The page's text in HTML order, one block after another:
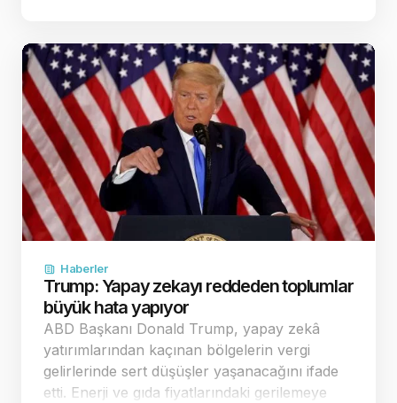
Haberler
Trump: Yapay zekayı reddeden toplumlar
büyük hata yapıyor
ABD Başkanı Donald Trump, yapay zekâ
yatırımlarından kaçınan bölgelerin vergi
gelirlerinde sert düşüşler yaşanacağını ifade
etti. Enerji ve gıda fiyatlarındaki gerilemeye